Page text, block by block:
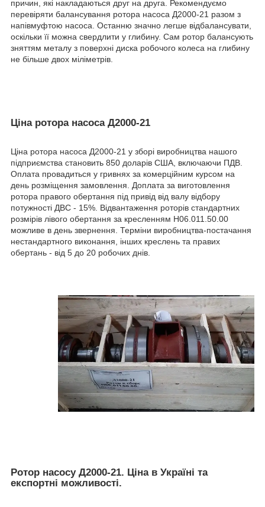
причин, які накладаються друг на друга. Рекомендуємо
перевіряти балансування ротора насоса Д2000-21 разом з
напівмуфтою насоса. Останню значно легше відбалансувати,
оскільки її можна свердлити у глибину. Сам ротор балансують
зняттям металу з поверхні диска робочого колеса на глибину
не більше двох міліметрів.
Ціна ротора насоса Д2000-21
Ціна ротора насоса Д2000-21 у зборі виробництва нашого
підприємства становить 850 доларів США, включаючи ПДВ.
Оплата провадиться у гривнях за комерційним курсом на
день розміщення замовлення. Доплата за виготовлення
ротора правого обертання під привід від валу відбору
потужності ДВС - 15%. Відвантаження роторів стандартних
розмірів лівого обертання за кресленням Н06.011.50.00
можливе в день звернення. Терміни виробництва-постачання
нестандартного виконання, інших креслень та правих
обертань - від 5 до 20 робочих днів.
Ротор насосу Д2000-21. Ціна в Україні та
експортні можливості.